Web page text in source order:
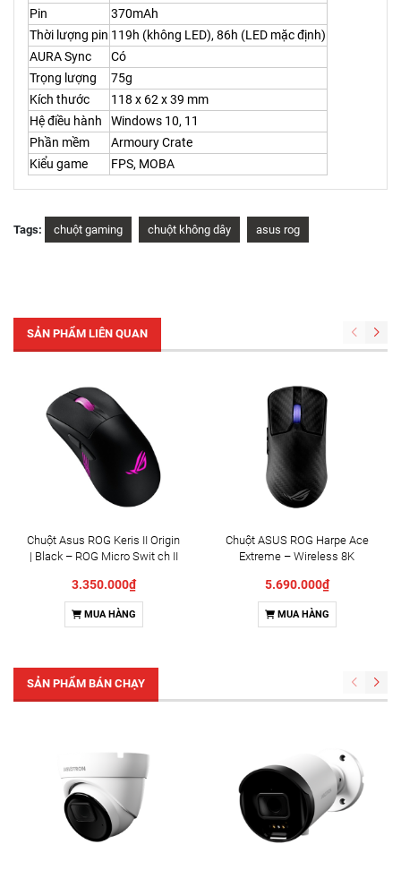
Pin
370mAh
Thời lượng pin 119h (không LED), 86h (LED mặc định)
AURA Sync
Có
Trọng lượng
75g
Kích thước
118 x 62 x 39 mm
Hệ điều hành
Windows 10, 11
Phần mềm
Armoury Crate
Kiểu game
FPS, MOBA
Tags: chuột gaming chuột không dây asus rog
SẢN PHẨM LIÊN QUAN
Chuột Asus ROG Keris II Origin
| Black – ROG Micro Swit ch II
3.350.000₫
MUA HÀNG
Chuột ASUS ROG Harpe Ace
Extreme – Wireless 8K
5.690.000₫
MUA HÀNG
SẢN PHẨM BÁN CHẠY